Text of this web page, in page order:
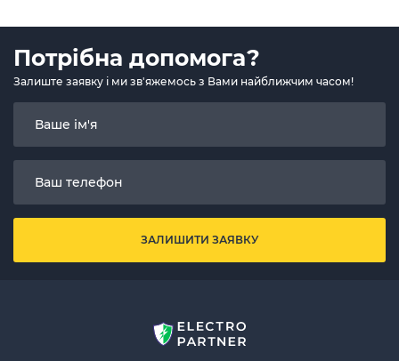
Потрібна допомога?
Залиште заявку і ми зв'яжемось з Вами найближчим часом!
ЗАЛИШИТИ ЗАЯВКУ